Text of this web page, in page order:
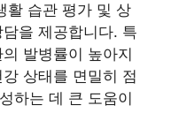
활 습관 평가 및 상
을 제공합니다. 특
발병률이 높아지
상태를 면밀히 점
하는 데 큰 도움이